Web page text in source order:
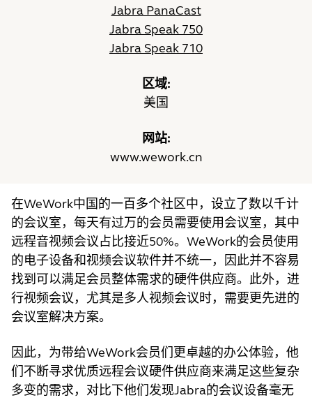
Jabra PanaCast
Jabra Speak 750
Jabra Speak 710
区域:
美国
网站:
www.wework.cn
在WeWork中国的一百多个社区中，设立了数以千计
的会议室，每天有过万的会员需要使用会议室，其中
远程音视频会议占比接近50%。WeWork的会员使用
的电子设备和视频会议软件并不统一，因此并不容易
找到可以满足会员整体需求的硬件供应商。此外，进
行视频会议，尤其是多人视频会议时，需要更先进的
会议室解决方案。
因此，为带给WeWork会员们更卓越的办公体验，他
们不断寻求优质远程会议硬件供应商来满足这些复杂
多变的需求，对比下他们发现Jabra的会议设备毫无